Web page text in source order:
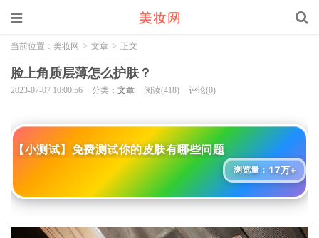
当前位置： 美妆网 > 文章 > 正文
脸上角质层薄怎么护肤？
2023-07-07 10:00:56 分类： 文章 阅读(418) 评论(0)
【小测试】免费测试你的皮肤有哪些问题
浏览量： 17万+